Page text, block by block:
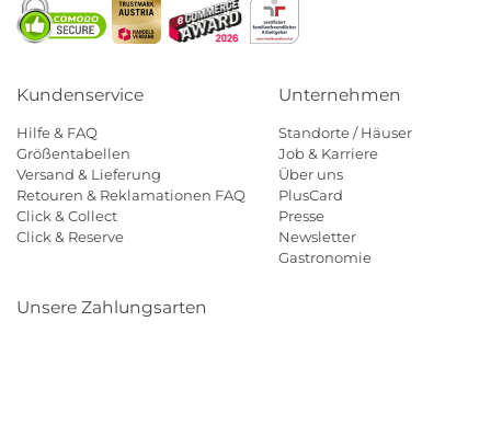
Kundenservice
Hilfe & FAQ
Größentabellen
Versand & Lieferung
Retouren & Reklamationen FAQ
Click & Collect
Click & Reserve
Unternehmen
Standorte / Häuser
Job & Karriere
Über uns
PlusCard
Presse
Newsletter
Gastronomie
Unsere Zahlungsarten